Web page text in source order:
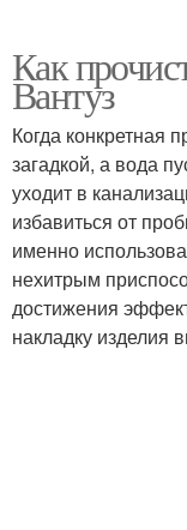
Химические
Как
Вантуз
Когда конкретная
загадкой, а вода
уходит в
избавиться от
именно
нехитрым
достижения
накладку изделия